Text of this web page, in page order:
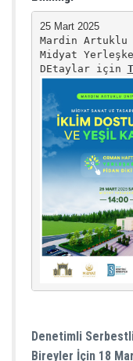
25 Mart 2025
Mardin
Midyat
DEtaylar için
Denetimli
Bireyler İçin 18